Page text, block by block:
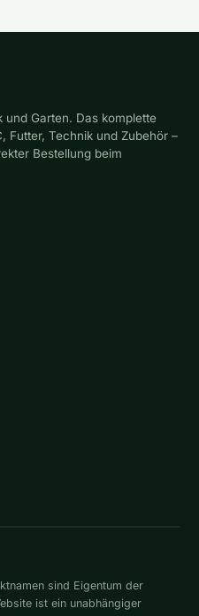
und Garten. Das komplette
Futter, Technik und Zubehör –
Bestellung beim
sind Eigentum der
ist ein unabhängiger